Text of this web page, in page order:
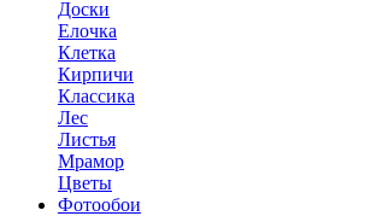
Доски
Елочка
Клетка
Кирпичи
Классика
Лес
Листья
Мрамор
Цветы
Фотообои